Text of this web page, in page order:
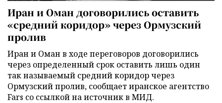
Иран и Оман договорились оставить
«средний коридор» через Ормузский
пролив
Иран и Оман в ходе переговоров договорились
через определенный срок оставить лишь один
так называемый средний коридор через
Ормузский пролив, сообщает иранское агентство
Fars со ссылкой на источник в МИД.